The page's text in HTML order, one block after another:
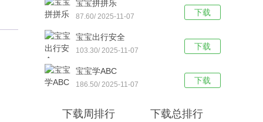
下载
宝宝拼拼乐
87.60/ 2025-11-07
下载
宝宝出行安全
103.30/ 2025-11-07
下载
宝宝学ABC
186.50/ 2025-11-07
下载周排行 下载总排行